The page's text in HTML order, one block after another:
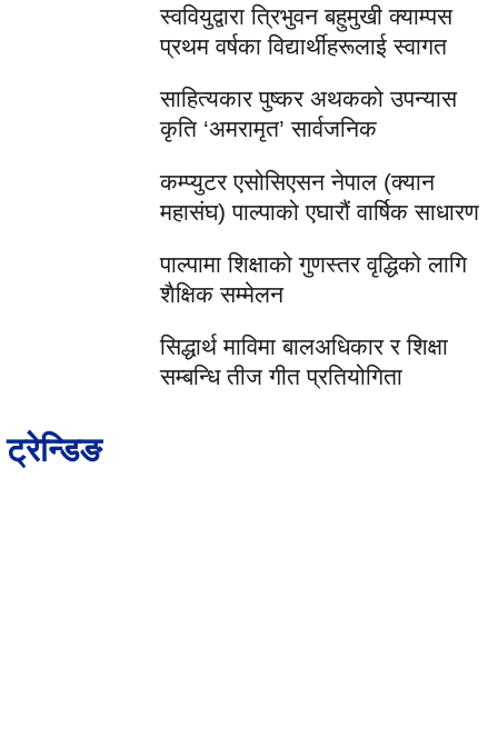
स्ववियुद्वारा त्रिभुवन बहुमुखी क्याम्पस
प्रथम वर्षका विद्यार्थीहरूलाई स्वागत
साहित्यकार पुष्कर अथकको उपन्यास
कृति ‘अमरामृत’ सार्वजनिक
कम्प्युटर एसोसिएसन नेपाल (क्यान
महासंघ) पाल्पाको एघारौं वार्षिक साधारण
पाल्पामा शिक्षाको गुणस्तर वृद्धिको लागि
शैक्षिक सम्मेलन
सिद्धार्थ माविमा बालअधिकार र शिक्षा
सम्बन्धि तीज गीत प्रतियोगिता
ट्रेन्डिङ